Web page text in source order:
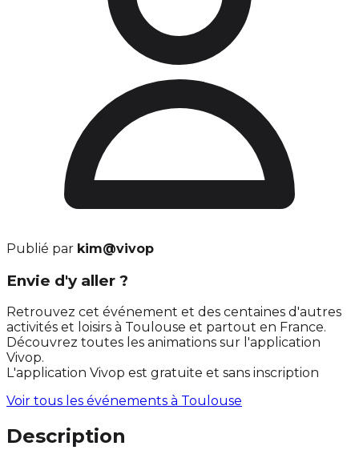
Publié par kim@vivop
Envie d'y aller ?
Retrouvez cet événement et des centaines d'autres
activités et loisirs à Toulouse et partout en France.
Découvrez toutes les animations sur l'application
Vivop.
L'application Vivop est gratuite et sans inscription
Voir tous les événements à Toulouse
Description